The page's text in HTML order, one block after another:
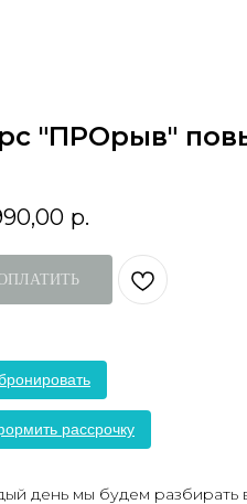
"ПРОрыв"
р.
рассрочку
день мы будем разбирать